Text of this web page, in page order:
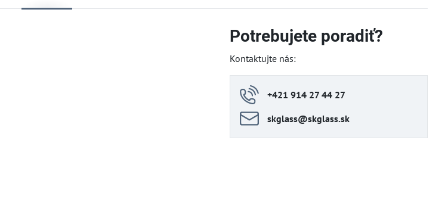
Potrebujete poradiť?
Kontaktujte nás:
+421 914 27 44 27
skglass​@skglass​.sk